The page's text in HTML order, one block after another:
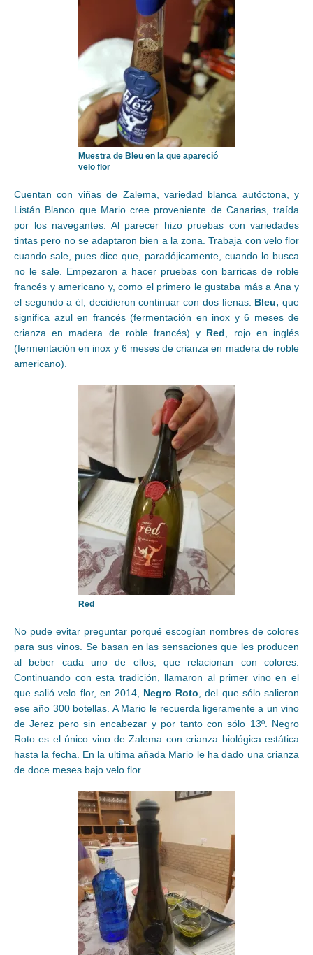
Muestra de Bleu en la que apareció
velo flor
Cuentan con viñas de Zalema, variedad blanca autóctona, y
Listán Blanco que Mario cree proveniente de Canarias, traída
por los navegantes. Al parecer hizo pruebas con variedades
tintas pero no se adaptaron bien a la zona. Trabaja con velo flor
cuando sale, pues dice que, paradójicamente, cuando lo busca
no le sale. Empezaron a hacer pruebas con barricas de roble
francés y americano y, como el primero le gustaba más a Ana y
el segundo a él, decidieron continuar con dos líenas: Bleu, que
significa azul en francés (fermentación en inox y 6 meses de
crianza en madera de roble francés) y Red, rojo en inglés
(fermentación en inox y 6 meses de crianza en madera de roble
americano).
Red
No pude evitar preguntar porqué escogían nombres de colores
para sus vinos. Se basan en las sensaciones que les producen
al beber cada uno de ellos, que relacionan con colores.
Continuando con esta tradición, llamaron al primer vino en el
que salió velo flor, en 2014, Negro Roto, del que sólo salieron
ese año 300 botellas. A Mario le recuerda ligeramente a un vino
de Jerez pero sin encabezar y por tanto con sólo 13º. Negro
Roto es el único vino de Zalema con crianza biológica estática
hasta la fecha. En la ultima añada Mario le ha dado una crianza
de doce meses bajo velo flor